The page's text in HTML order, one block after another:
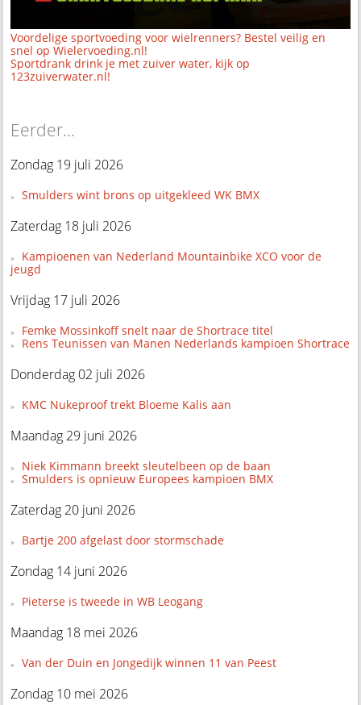
Voordelige sportvoeding voor wielrenners? Bestel veilig en
snel op Wielervoeding.nl!
Sportdrank drink je met zuiver water, kijk op
123zuiverwater.nl!
Eerder...
Zondag 19 juli 2026
Smulders wint brons op uitgekleed WK BMX
Zaterdag 18 juli 2026
Kampioenen van Nederland Mountainbike XCO voor de
jeugd
Vrijdag 17 juli 2026
Femke Mossinkoff snelt naar de Shortrace titel
Rens Teunissen van Manen Nederlands kampioen Shortrace
Donderdag 02 juli 2026
KMC Nukeproof trekt Bloeme Kalis aan
Maandag 29 juni 2026
Niek Kimmann breekt sleutelbeen op de baan
Smulders is opnieuw Europees kampioen BMX
Zaterdag 20 juni 2026
Bartje 200 afgelast door stormschade
Zondag 14 juni 2026
Pieterse is tweede in WB Leogang
Maandag 18 mei 2026
Van der Duin en Jongedijk winnen 11 van Peest
Zondag 10 mei 2026